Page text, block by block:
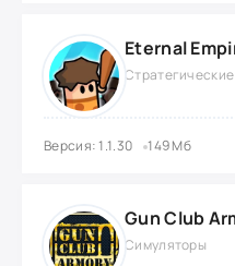
Стратегические
Версия: 1.1.30 149 Мб
Симуляторы